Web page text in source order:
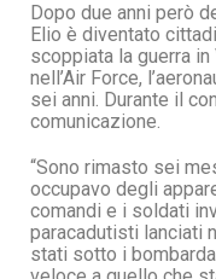
Dopo due anni però
Elio è diventato
scoppiata la guerra
nell’Air Force,
sei anni. Durante il
comunicazione.
“Sono rimasto sei
occupavo degli
comandi e i soldati
paracadutisti lanciati
stati sotto i